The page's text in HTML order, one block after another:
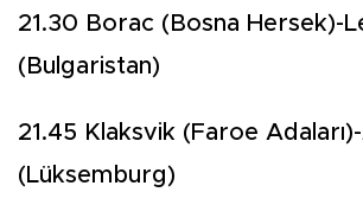
21.30 Borac (Bosna Hersek)-
(Bulgaristan)
21.45 Klaksvik (Faroe
(Lüksemburg)